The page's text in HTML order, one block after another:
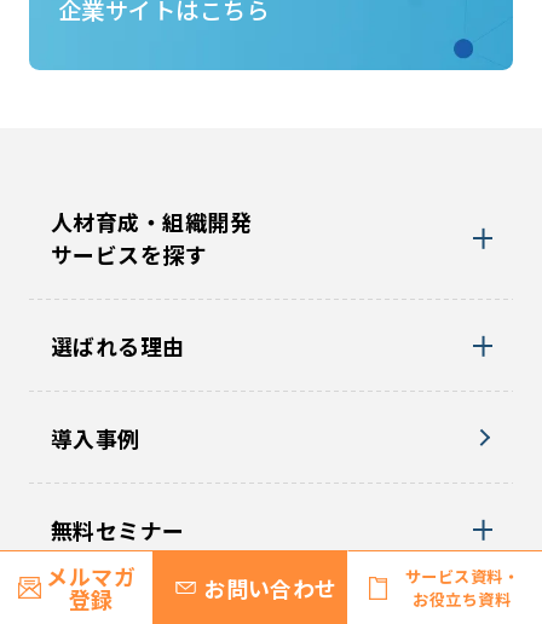
企業サイトはこちら
メルマガ
登録 お問い合わせ
サービス資料・
お役立ち資料
人材育成・組織開発
サービスを探す
選ばれる理由
導入事例
無料セミナー